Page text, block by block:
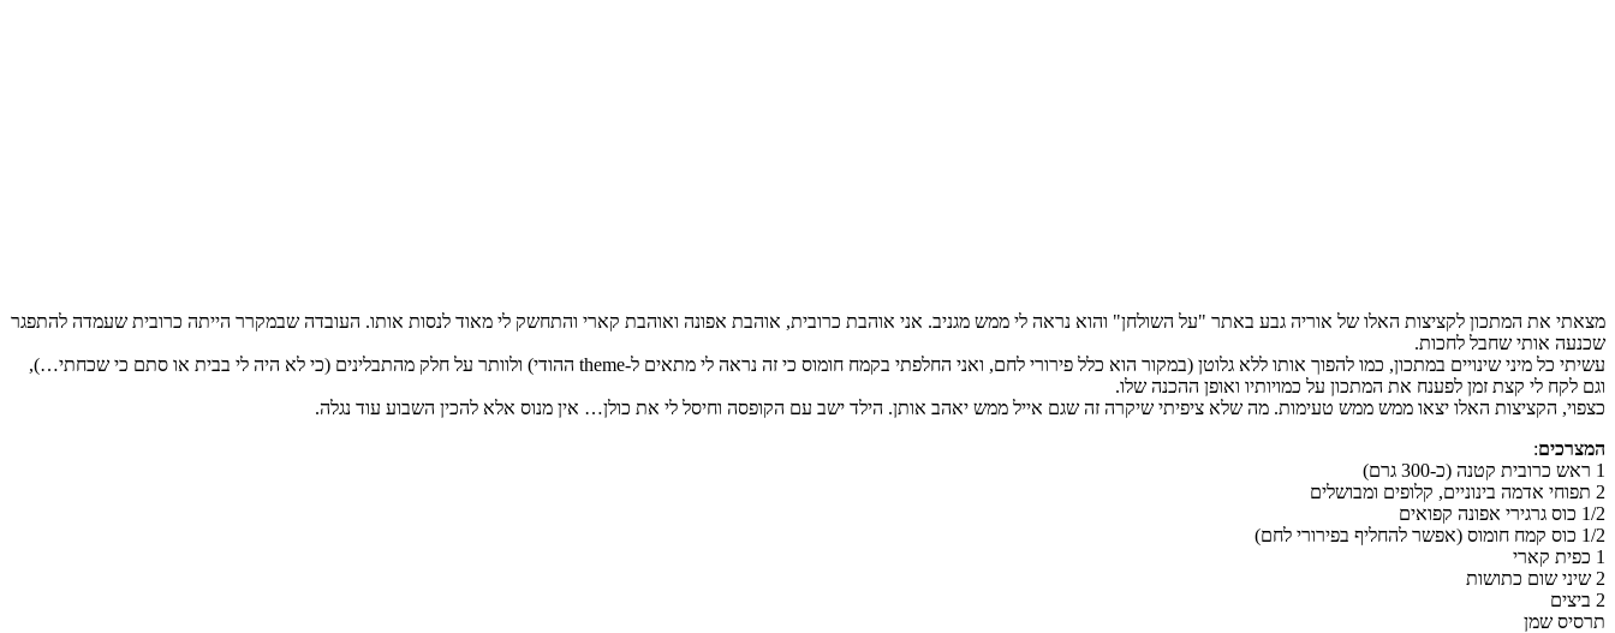
מצאתי את המתכון לקציצות האלו של אוריה גבע באתר "על השולחן" והוא נראה לי ממש מגניב. אני אוהבת כרובית, אוהבת אפונה ואוהבת קארי והתחשק לי מאוד לנסות אותו. העובדה שבמקרר הייתה כרובית שעמדה להתפגר
שכנעה אותי שחבל לחכות.
עשיתי כל מיני שינויים במתכון, כמו להפוך אותו ללא גלוטן (במקור הוא כלל פירורי לחם, ואני החלפתי בקמח חומוס כי זה נראה לי מתאים ל-theme ההודי) ולוותר על חלק מהתבלינים (כי לא היה לי בבית או סתם כי שכחתי…),
וגם לקח לי קצת זמן לפענח את המתכון על כמויותיו ואופן ההכנה שלו.
כצפוי, הקציצות האלו יצאו ממש ממש טעימות. מה שלא ציפיתי שיקרה זה שגם אייל ממש יאהב אותן. הילד ישב עם הקופסה וחיסל לי את כולן… אין מנוס אלא להכין השבוע עוד נגלה.
המצרכים:
1 ראש כרובית קטנה (כ-300 גרם)
2 תפוחי אדמה בינוניים, קלופים ומבושלים
1/2 כוס גרגירי אפונה קפואים
1/2 כוס קמח חומוס (אפשר להחליף בפירורי לחם)
1 כפית קארי
2 שיני שום כתושות
2 ביצים
תרסיס שמן